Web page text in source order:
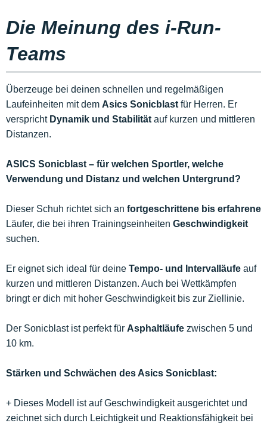
Die Meinung des i-Run-
Teams
Überzeuge bei deinen schnellen und regelmäßigen
Laufeinheiten mit dem Asics Sonicblast für Herren. Er
verspricht Dynamik und Stabilität auf kurzen und mittleren
Distanzen.
ASICS Sonicblast – für welchen Sportler, welche
Verwendung und Distanz und welchen Untergrund?
Dieser Schuh richtet sich an fortgeschrittene bis erfahrene
Läufer, die bei ihren Trainingseinheiten Geschwindigkeit
suchen.
Er eignet sich ideal für deine Tempo- und Intervalläufe auf
kurzen und mittleren Distanzen. Auch bei Wettkämpfen
bringt er dich mit hoher Geschwindigkeit bis zur Ziellinie.
Der Sonicblast ist perfekt für Asphaltläufe zwischen 5 und
10 km.
Stärken und Schwächen des Asics Sonicblast:
+ Dieses Modell ist auf Geschwindigkeit ausgerichtet und
zeichnet sich durch Leichtigkeit und Reaktionsfähigkeit bei